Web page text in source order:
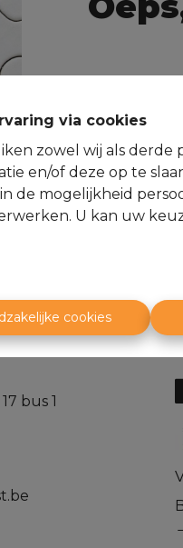
via cookies
zowel wij als derde
en/of deze op te
de mogelijkheid
U kan uw
cookies
bus 1